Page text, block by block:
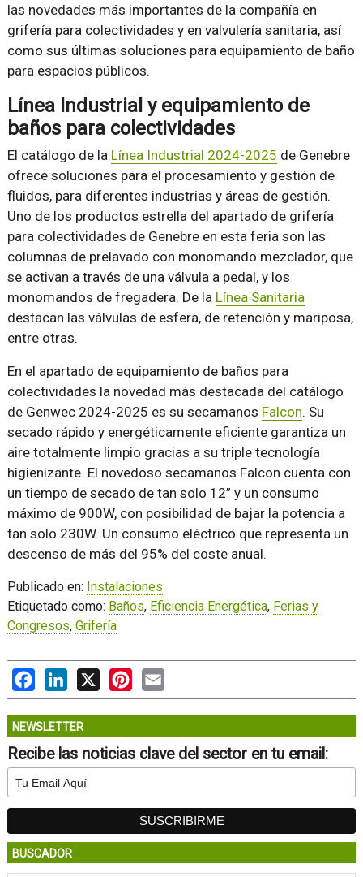
las novedades más importantes de la compañía en
grifería para colectividades y en valvulería sanitaria, así
como sus últimas soluciones para equipamiento de baño
para espacios públicos.
Línea Industrial y equipamiento de
baños para colectividades
El catálogo de la Línea Industrial 2024-2025 de Genebre
ofrece soluciones para el procesamiento y gestión de
fluidos, para diferentes industrias y áreas de gestión.
Uno de los productos estrella del apartado de grifería
para colectividades de Genebre en esta feria son las
columnas de prelavado con monomando mezclador, que
se activan a través de una válvula a pedal, y los
monomandos de fregadera. De la Línea Sanitaria
destacan las válvulas de esfera, de retención y mariposa,
entre otras.
En el apartado de equipamiento de baños para
colectividades la novedad más destacada del catálogo
de Genwec 2024-2025 es su secamanos Falcon. Su
secado rápido y energéticamente eficiente garantiza un
aire totalmente limpio gracias a su triple tecnología
higienizante. El novedoso secamanos Falcon cuenta con
un tiempo de secado de tan solo 12” y un consumo
máximo de 900W, con posibilidad de bajar la potencia a
tan solo 230W. Un consumo eléctrico que representa un
descenso de más del 95% del coste anual.
Publicado en: Instalaciones
Etiquetado como: Baños, Eficiencia Energética, Ferias y
Congresos, Grifería
FacebookLinkedIn
X PinterestEmail
NEWSLETTER
Recibe las noticias clave del sector en tu email:
BUSCADOR